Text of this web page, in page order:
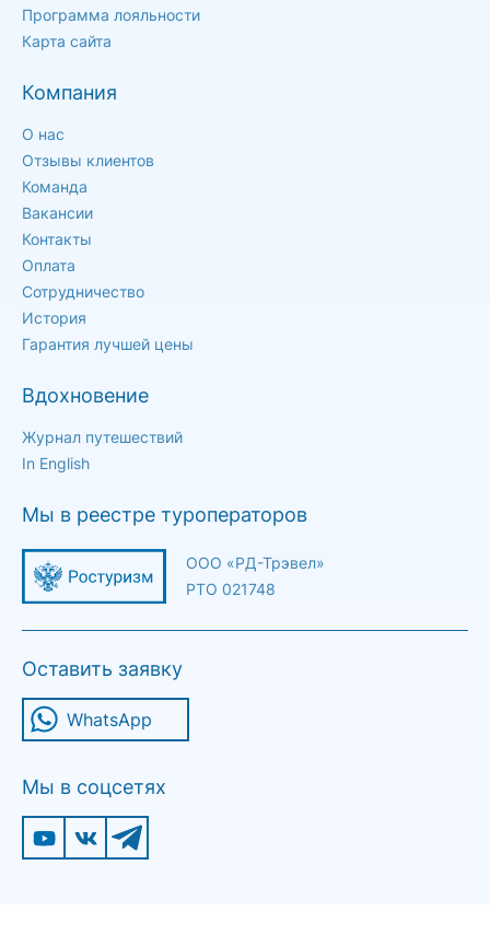
Программа лояльности
Карта сайта
Компания
О нас
Отзывы клиентов
Команда
Вакансии
Контакты
Оплата
Сотрудничество
История
Гарантия лучшей цены
Вдохновение
Журнал путешествий
In English
Мы в реестре туроператоров
ООО «РД-Трэвел»
РТО 021748
Оставить заявку
WhatsApp
Мы в соцсетях